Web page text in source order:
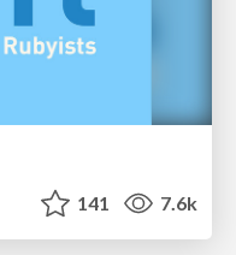
141 7.6k